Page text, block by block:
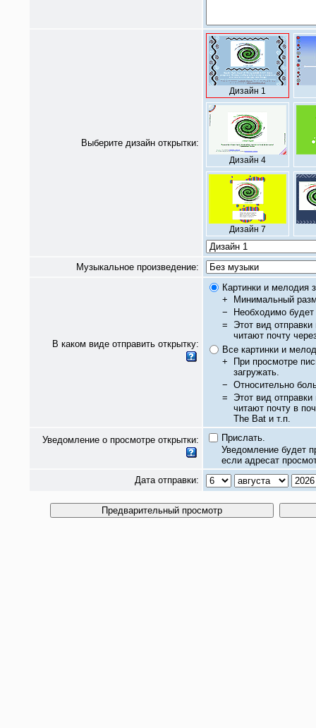
Выберите дизайн открытки:
Дизайн 1
Дизайн 4
Дизайн 7
Музыкальное произведение:
В каком виде отправить открытку:
Картинки и мелодия
+
Минимальный
−
Необходимо будет
= Этот вид
читают почту
Все картинки и
+
При просмотре
загружать.
− Относительно
= Этот вид
читают почту в
The Bat и т.п.
Уведомление о просмотре открытки:
Прислать.
Уведомление будет
если адресат
Дата отправки: